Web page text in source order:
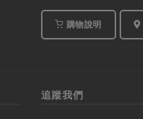
購物說明
追蹤我們